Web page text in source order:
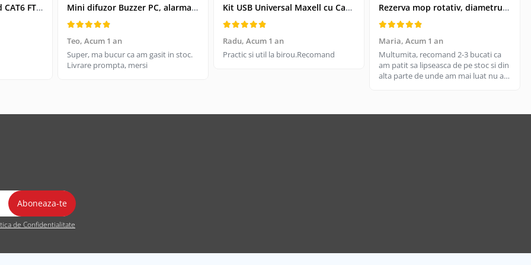
Cablu retea-patchcord CAT6 FTP, Lanberg 43612, 2 X RJ45, lungime 25cm, AWG26, 10Gb/s-250MHz, de legatura retea, ethernet, gri Mini difuzor Buzzer PC, alarma sonora pentru placa de baza PC
Teo, Acum 1 an
Super, ma bucur ca am gasit in stoc.
Livrare prompta, mersi
Kit USB Universal Maxell cu Cablu Retractabil si 4 Adaptoare, Husa Protectoare - Conectivitate pentru Dispozitive Vechi si Noi
Radu, Acum 1 an
Practic si util la birou.Recomand
Rezerva mop rotativ, diametrul parte prindere 16 cm, microfibre cu lungime de 15 cm, alba
Maria, Acum 1 an
Multumita, recomand 2-3 bucati ca
am patit sa lipseasca de pe stoc si din
alta parte de unde am mai luat nu are
de Confidentialitate